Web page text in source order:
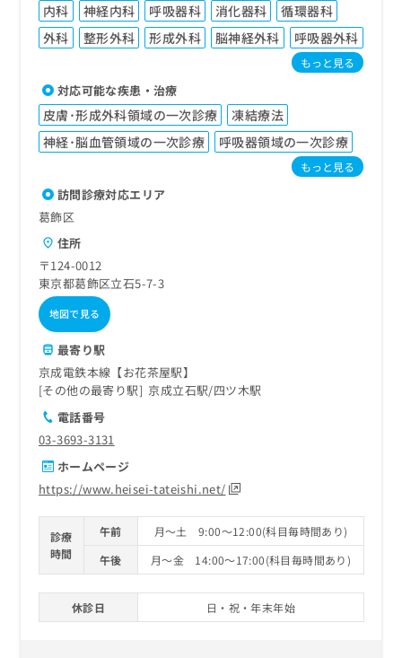
内科 神経内科 呼吸器科 消化器科
循環器科
外科
整形外科 形成外科 脳神経外科 呼吸器外科
もっと見る
対応可能な疾患・治療
皮膚･形成外科領域の一次診療
凍結療法
神経･脳血管領域の一次診療
呼吸器領域の一次診療
もっと見る
訪問診療対応エリア
葛飾区
住所
〒124-0012
東京都葛飾区立石5-7-3
地図で見る
最寄り駅
京成電鉄本線【お花茶屋駅】
その他の最寄り駅
京成立石駅 四ツ木駅
電話番号
03-3693-3131
ホームページ
https://www.heisei-tateishi.net/
診療
時間
午前
月～土 9:00～12:00(科目毎時間あり)
午後
月～金 14:00～17:00(科目毎時間あり)
休診日 日・祝・年末年始